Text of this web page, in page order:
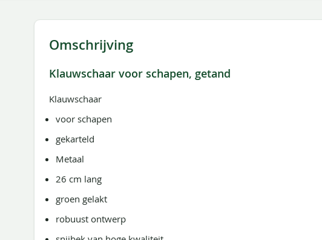
Omschrijving
Klauwschaar voor schapen, getand
Klauwschaar
voor schapen
gekarteld
Metaal
26 cm lang
groen gelakt
robuust ontwerp